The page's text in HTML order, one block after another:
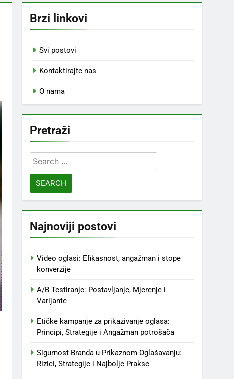
Brzi linkovi
Svi postovi
Kontaktirajte nas
O nama
Pretraži
Search
for:
Najnoviji postovi
Video oglasi: Efikasnost, angažman i stope
konverzije
A/B Testiranje: Postavljanje, Mjerenje i
Varijante
Etičke kampanje za prikazivanje oglasa:
Principi, Strategije i Angažman potrošača
Sigurnost Branda u Prikaznom Oglašavanju:
Rizici, Strategije i Najbolje Prakse